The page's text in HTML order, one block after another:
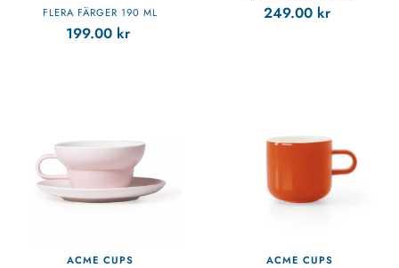
FLERA FÄRGER 190 ML
199.00 kr
249.00 kr
ACME CUPS ACME CUPS